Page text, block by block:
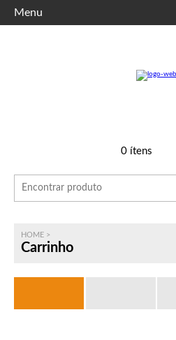
Menu
0ítens
HOME >
Carrinho